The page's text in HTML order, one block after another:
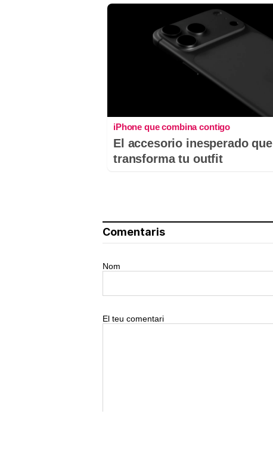
iPhone que combina contigo
El accesorio inesperado que
transforma tu outfit
Comentaris
Nom
El teu comentari